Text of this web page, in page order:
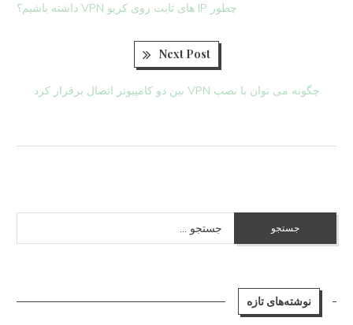
چطور IP های ثابت روی کریو VPN داشته باشیم؟
Next Post
چگونه می توان با نصب VPN بین دو کامپیوتر اتصال برقرار کرد
برای:
نوشته‌های تازه